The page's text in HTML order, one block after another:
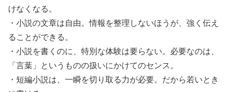
けなくなる。
・小説の文章は自由。情報を整理しないほうが、強く伝え
ることができる。
・小説を書くのに、特別な体験は要らない。必要なのは、
「言葉」というものの扱いにかけてのセンス。
・短編小説は、一瞬を切り取る力が必要。だから若いとき